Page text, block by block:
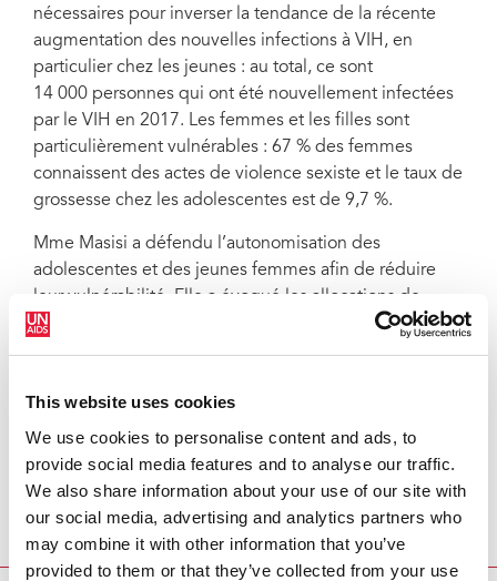
This website uses cookies
We use cookies to personalise content and ads, to
provide social media features and to analyse our traffic.
We also share information about your use of our site with
our social media, advertising and analytics partners who
may combine it with other information that you’ve
provided to them or that they’ve collected from your use
nécessaires pour inverser la tendance de la récente
augmentation des nouvelles infections à VIH, en
particulier chez les jeunes : au total, ce sont
14 000 personnes qui ont été nouvellement infectées
par le VIH en 2017. Les femmes et les filles sont
particulièrement vulnérables : 67 % des femmes
connaissent des actes de violence sexiste et le taux de
grossesse chez les adolescentes est de 9,7 %.
Mme Masisi a défendu l’autonomisation des
adolescentes et des jeunes femmes afin de réduire
leur vulnérabilité. Elle a évoqué les allocations de
protection sociale, les programmes économiques et la
femmes vivent une vie épanouie et en bonne santé.
« Vous occupez une position stratégique pour plaider
en faveur du changement pour les jeunes femmes et
encourager ce changement », a déclaré M. Sidibé.
« L’ONUSIDA s’engage à vous soutenir, vous et le
Botswana ».